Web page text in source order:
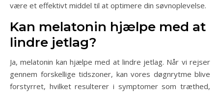
være et effektivt middel til at optimere din søvnoplevelse.
Kan melatonin hjælpe med at
lindre jetlag?
Ja, melatonin kan hjælpe med at lindre jetlag. Når vi rejser
gennem forskellige tidszoner, kan vores døgnrytme blive
forstyrret, hvilket resulterer i symptomer som træthed,